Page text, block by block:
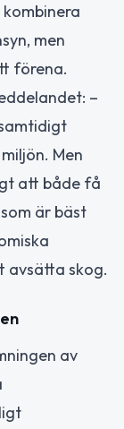
men
förena.
–
Men
att både få
är bäst
avsätta skog.
av